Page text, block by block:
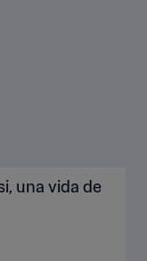
una vida de